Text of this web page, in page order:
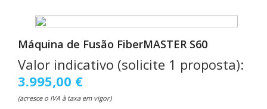
Máquina de Fusão FiberMASTER S60
Valor indicativo (solicite 1 proposta):
3.995,00 €
(acresce o IVA à taxa em vigor)